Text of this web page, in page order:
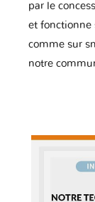
par le
et fonctionne
comme sur
notre